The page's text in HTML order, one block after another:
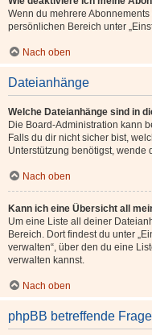
Wenn du mehrere
persönlichen Bereich unter
Nach oben
Dateianhänge
Welche Dateianhänge sind in
Die Board-Administration kann
Falls du dir nicht sicher bist,
Unterstützung benötigst, wende
Nach oben
Kann ich eine Übersicht all
Um eine Liste all deiner
Bereich. Dort findest du unter
verwalten“, über den du eine
verwalten kannst.
Nach oben
phpBB betreffende